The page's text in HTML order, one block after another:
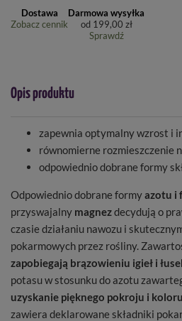
Dostawa
Zobacz cennik
Darmowa wysyłka
od 199,00 zł
Sprawdź
Opis produktu
zapewnia optymalny wzrost i
równomierne rozmieszczenie
odpowiednio dobrane formy
Odpowiednio dobrane formyazotu i
przyswajalny magnezdecydują o
czasie działaniu nawozu i
pokarmowych przez rośliny.
zapobiegają brązowieniu igieł i
potasu w stosunku do azotu
uzyskanie pięknego pokroju i
zawiera deklarowane składniki